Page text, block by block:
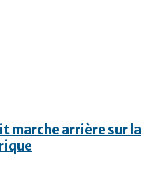
marche arrière sur la